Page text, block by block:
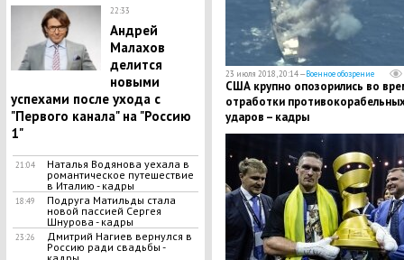
22:33
​Андрей
Малахов
делится
новыми
успехами после ухода с
"Первого канала" на "Россию
1"
21:04
Наталья Водянова уехала в
романтическое путешествие
в Италию - кадры
18:49
Подруга Матильды стала
новой пассией Сергея
Шнурова - кадры
23:26
Дмитрий Нагиев вернулся в
Россию ради свадьбы -
23 июля 2018, 20:14 —Военное обозрение
США крупно опозорились во
отработки
ударов – кадры